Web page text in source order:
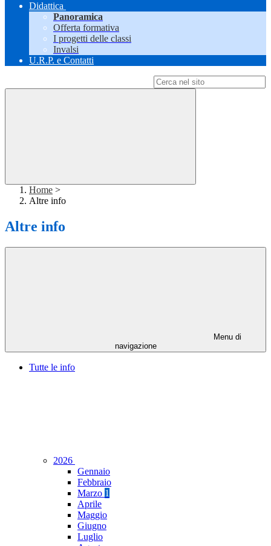
Didattica
Panoramica
Offerta formativa
I progetti delle classi
Invalsi
U.R.P. e Contatti
Home >
Altre info
Altre info
Menu di
navigazione
Tutte le info
2026
Gennaio
Febbraio
Marzo 1
Aprile
Maggio
Giugno
Luglio